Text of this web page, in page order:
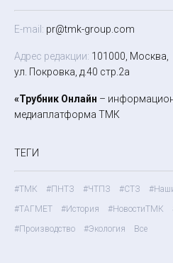
E-mail: pr@tmk-group.com
Адрес редакции: 101000, Москва,
ул. Покровка, д.40 стр.2а
«Трубник Онлайн –
медиаплатформа ТМК
ТЕГИ
#ТМК #ПНТЗ #ЧТПЗ #СТЗ
#ТАГМЕТ
#История #НовостиТМК
#Производство
#Экология Все